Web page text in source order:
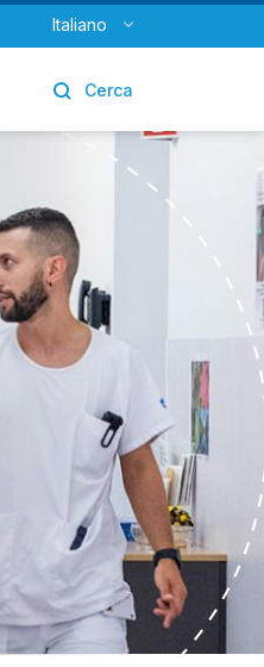
Italiano
Cerca